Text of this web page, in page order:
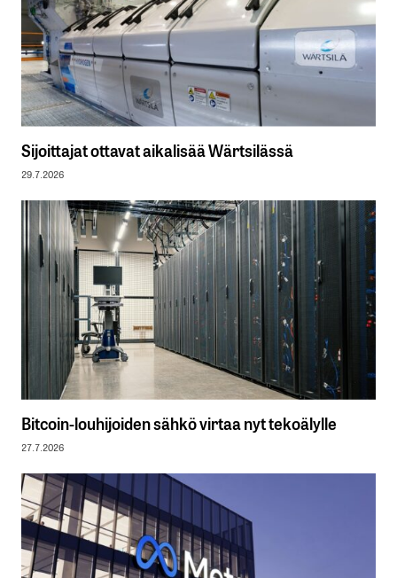
Sijoittajat ottavat aikalisää Wärtsilässä
29.7.2026
Bitcoin-louhijoiden sähkö virtaa nyt tekoälylle
27.7.2026